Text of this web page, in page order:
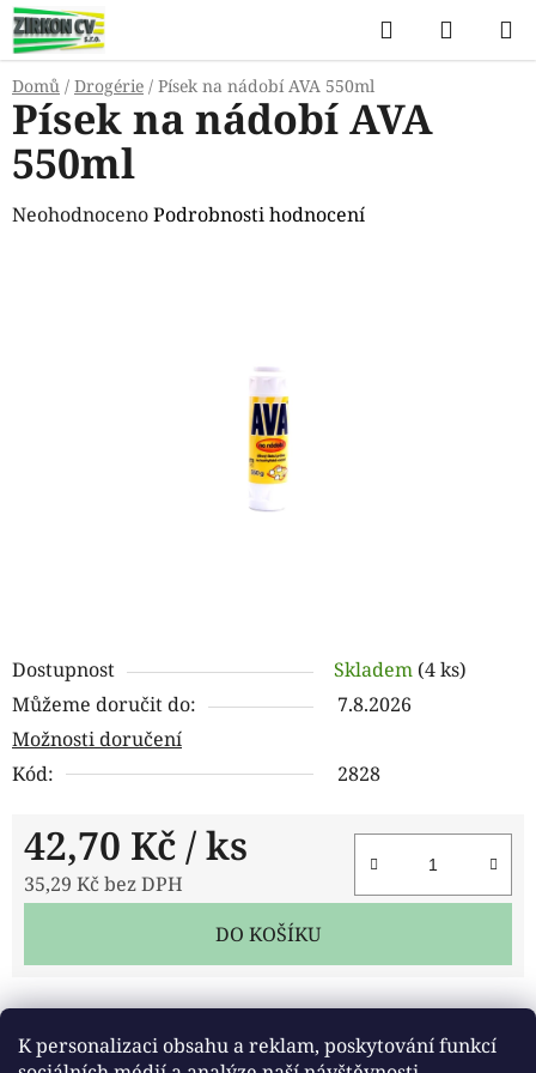
K personalizaci obsahu a reklam, poskytování funkcí
Přejít
na
obsah
Hledat
KOŠÍK
Domů / Drogérie / Písek na nádobí AVA 550ml
Dostupnost Skladem (4 ks)
Můžeme doručit do:
7.8.2026
Možnosti doručení
Kód:
2828
42,70 Kč / ks
35,29 Kč bez DPH
DO KOŠÍKU
Písek na nádobí AVA
550ml
Průměrné
NeohodnocenoPodrobnosti hodnocení